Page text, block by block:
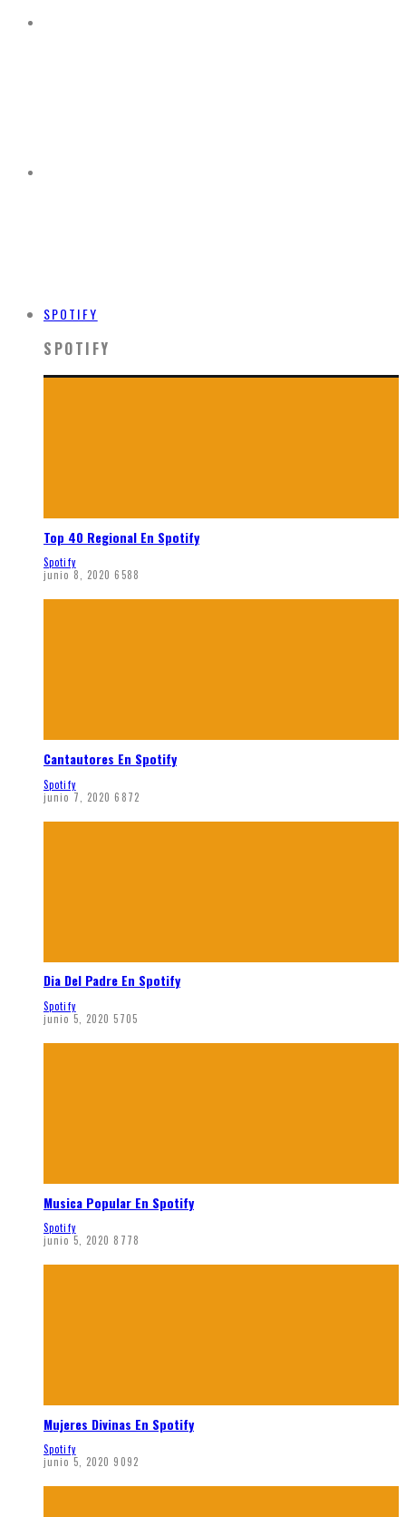
SPOTIFY
SPOTIFY
Top 40 Regional En Spotify
Spotify
junio 8, 2020 6588
Cantautores En Spotify
Spotify
junio 7, 2020 6872
Dia Del Padre En Spotify
Spotify
junio 5, 2020 5705
Musica Popular En Spotify
Spotify
junio 5, 2020 8778
Mujeres Divinas En Spotify
Spotify
junio 5, 2020 9092